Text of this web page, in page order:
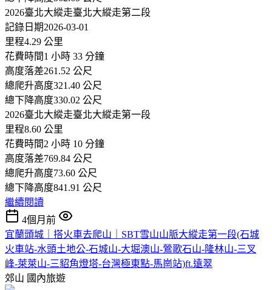
2026臺北大縱走臺北大縱走第二段
記錄日期2026-03-01
里程4.29 公里
花費時間1 小時 33 分鐘
高度落差261.52 公尺
總爬升高度321.40 公尺
總下降高度330.02 公尺
2026臺北大縱走臺北大縱走第一段
里程8.60 公里
花費時間2 小時 10 分鐘
高度落差769.84 公尺
總爬升高度73.60 公尺
總下降高度841.91 公尺
繼續閱讀
4個月前
宜蘭頭城｜搭火車去爬山｜SBT雪山山脈大縱走第一段(石城
火車站-水頭土地公-石城山-大堀澳山-鶯歌石山-隆林山-三叉
峰-萊萊山-三貂角燈塔-台灣極東點-馬崗站)ft.遠翠
郊山 國內旅遊